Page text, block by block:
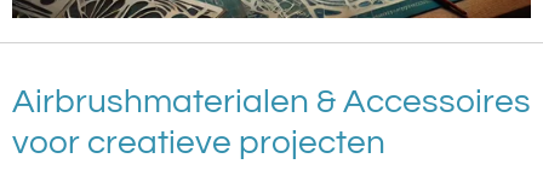
Airbrushmaterialen & Accessoires
voor creatieve projecten